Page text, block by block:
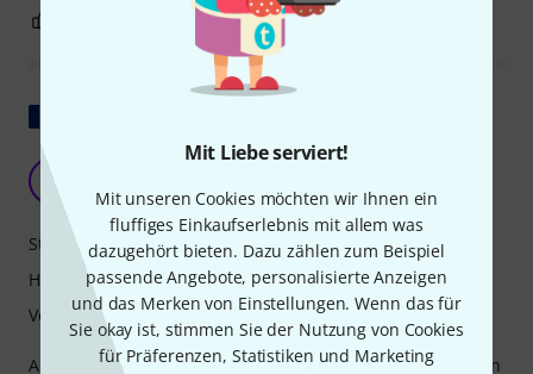
Mit Liebe serviert!
Mit unseren Cookies möchten wir Ihnen ein
fluffiges Einkaufserlebnis mit allem was
dazugehört bieten. Dazu zählen zum Beispiel
passende Angebote, personalisierte Anzeigen
und das Merken von Einstellungen. Wenn das für
Sie okay ist, stimmen Sie der Nutzung von Cookies
für Präferenzen, Statistiken und Marketing
BEWERTUNG MELDEN
E Gutes Flycase
Este.vga 11.12.2024
Auf das Produkt abgestimmtes Flycase. Ich empfehle diesen
Stabilität
Handling
Verarbeitung